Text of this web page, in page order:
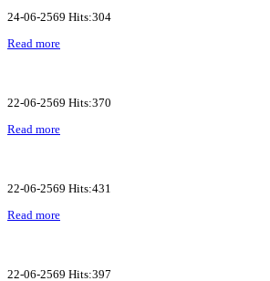
24-06-2569 Hits:304
Read more
22-06-2569 Hits:370
Read more
22-06-2569 Hits:431
Read more
22-06-2569 Hits:397